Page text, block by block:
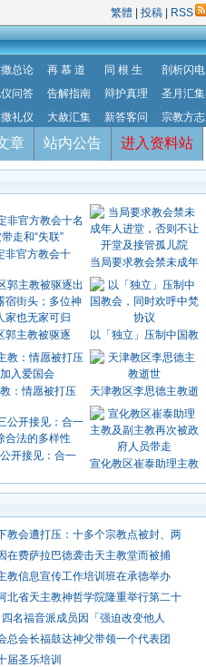
繁體 投稿 RSS
总论 再 慕 道 同 根 生
剖析闪电
问答 告解指南 辩护真理
圣月汇集
礼仪 大赦汇集 新答客问 宗教方志
章 站内公告 进入资料站
非官方教会十
当局要求教会禁未成年
郭主教被驱逐 以「独立」压制中国教
：情愿被打压 天津教区李思德主教逝
开接见：合一
宣化教区崔泰助理主教
教会遭打压：十多个宗教点被封、两
在费萨拉巴德袭击天主教堂而被捕
教信息宣传工作培训班在承德举办
北省天主教神哲学院隆重举行第二十
名福音派成员因「强迫改变他人
总会长福鼓达神父带领一个代表团
届圣乐培训